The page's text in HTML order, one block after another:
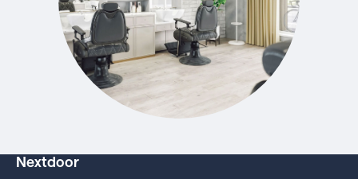
Nextdoor